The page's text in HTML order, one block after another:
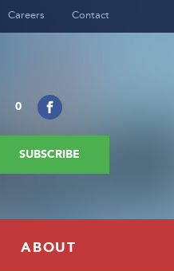
Careers Contact
0
SUBSCRIBE
ABOUT